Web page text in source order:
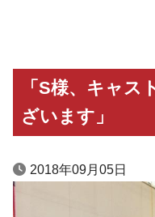
「S様、キャス
ざいます」
2018年09月05日